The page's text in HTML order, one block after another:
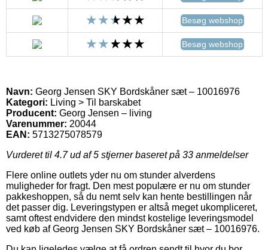
Besøg webshop
Besøg webshop
Navn: Georg Jensen SKY Bordskåner sæt – 10016976
Kategori: Living > Til barskabet
Producent: Georg Jensen – living
Varenummer: 20044
EAN: 5713275078579
Vurderet til 4.7ud af 5 stjerner baseret på 33 anmeldelser
Flere online outlets yder nu om stunder alverdens
muligheder for fragt. Den mest populære er nu om stunder
pakkeshoppen, så du nemt selv kan hente bestillingen når
det passer dig. Leveringstypen er altså meget ukompliceret,
samt oftest endvidere den mindst kostelige leveringsmodel
ved køb af Georg Jensen SKY Bordskåner sæt – 10016976.